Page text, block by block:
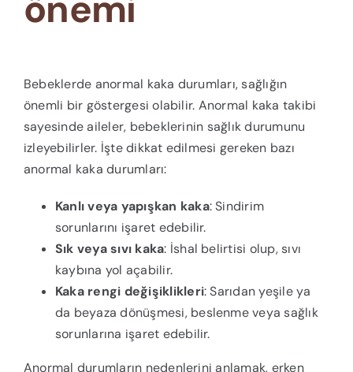
Bebeklerde anormal kaka durumları, sağlığın
önemli bir göstergesi olabilir. Anormal kaka takibi
sayesinde aileler, bebeklerinin sağlık durumunu
izleyebilirler. İşte dikkat edilmesi gereken bazı
anormal kaka durumları:
Kanlı veya yapışkan kaka: Sindirim
sorunlarını işaret edebilir.
Sık veya sıvı kaka: İshal belirtisi olup, sıvı
kaybına yol açabilir.
Kaka rengi değişiklikleri: Sarıdan yeşile ya
da beyaza dönüşmesi, beslenme veya sağlık
sorunlarına işaret edebilir.
Anormal durumların nedenlerini anlamak, erken